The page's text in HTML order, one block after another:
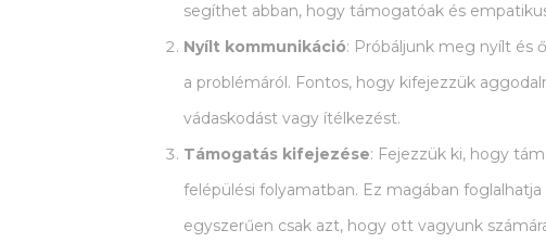
segíthet abban, hogy támogatóak és
Nyílt kommunikáció: Próbáljunk meg nyílt és
a problémáról. Fontos, hogy kifejezzük
vádaskodást vagy ítélkezést.
Támogatás kifejezése: Fejezzük ki, hogy
felépülési folyamatban. Ez magában
egyszerűen csak azt, hogy ott vagyunk